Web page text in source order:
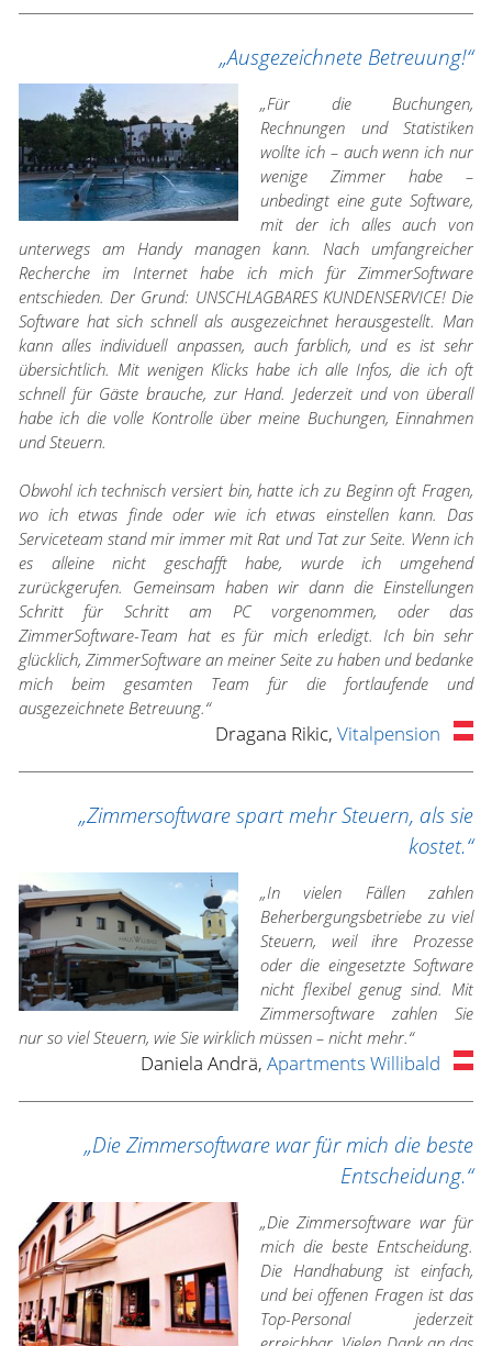
„Ausgezeichnete Betreuung!“
„Für die Buchungen,
Rechnungen und Statistiken
wollte ich – auch wenn ich nur
wenige Zimmer habe –
unbedingt eine gute Software,
mit der ich alles auch von
unterwegs am Handy managen kann. Nach umfangreicher
Recherche im Internet habe ich mich für ZimmerSoftware
entschieden. Der Grund: UNSCHLAGBARES KUNDENSERVICE! Die
Software hat sich schnell als ausgezeichnet herausgestellt. Man
kann alles individuell anpassen, auch farblich, und es ist sehr
übersichtlich. Mit wenigen Klicks habe ich alle Infos, die ich oft
schnell für Gäste brauche, zur Hand. Jederzeit und von überall
habe ich die volle Kontrolle über meine Buchungen, Einnahmen
und Steuern.
Obwohl ich technisch versiert bin, hatte ich zu Beginn oft Fragen,
wo ich etwas finde oder wie ich etwas einstellen kann. Das
Serviceteam stand mir immer mit Rat und Tat zur Seite. Wenn ich
es alleine nicht geschafft habe, wurde ich umgehend
zurückgerufen. Gemeinsam haben wir dann die Einstellungen
Schritt für Schritt am PC vorgenommen, oder das
ZimmerSoftware-Team hat es für mich erledigt. Ich bin sehr
glücklich, ZimmerSoftware an meiner Seite zu haben und bedanke
mich beim gesamten Team für die fortlaufende und
ausgezeichnete Betreuung.“
Dragana Rikic, Vitalpension
„Zimmersoftware spart mehr Steuern, als sie
kostet.“
„In vielen Fällen zahlen
Beherbergungsbetriebe zu viel
Steuern, weil ihre Prozesse
oder die eingesetzte Software
nicht flexibel genug sind. Mit
Zimmersoftware zahlen Sie
nur so viel Steuern, wie Sie wirklich müssen – nicht mehr.“
Daniela Andrä, Apartments Willibald
„Die Zimmersoftware war für mich die beste
Entscheidung.“
„Die Zimmersoftware war für
mich die beste Entscheidung.
Die Handhabung ist einfach,
und bei offenen Fragen ist das
Top-Personal jederzeit